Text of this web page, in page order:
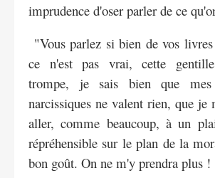
imprudence d'oser parler de ce
"Vous parlez si bien de vos
ce n'est pas vrai, cette
trompe, je sais bien que mes
narcissiques ne valent rien, que je
aller, comme beaucoup, à un
répréhensible sur le plan de la
bon goût. On ne m'y prendra plus !